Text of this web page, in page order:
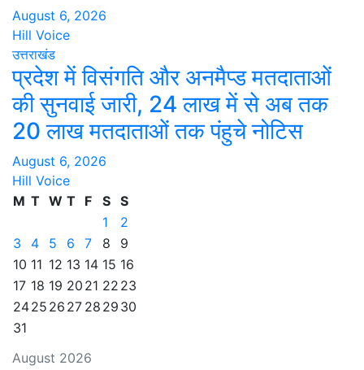
August 6, 2026
Hill Voice
उत्तराखंड
प्रदेश में विसंगति और अनमैप्ड मतदाताओं
की सुनवाई जारी, 24 लाख में से अब तक
20 लाख मतदाताओं तक पंहुचे नोटिस
August 6, 2026
Hill Voice
August 2026
M T W T F S S
1
2
3
4 5 6 7 8
9
10 11 12 13 14 15 16
17 18 19 20 21 22 23
2425 26 27 28 29 30
31